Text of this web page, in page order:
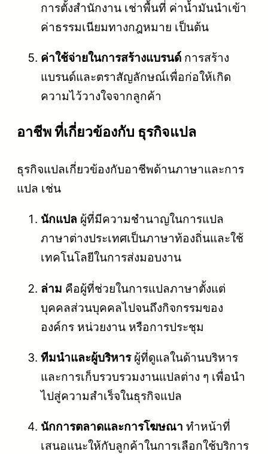
การตั้งสำนักงาน เช่าพื้นที่ ค่าน้ำมันนำเข้า
ค่าธรรมเนียมทางกฎหมาย เป็นต้น
ค่าใช้จ่ายในการสร้างแบรนด์ การสร้าง
แบรนด์และตราสัญลักษณ์เพื่อก่อให้เกิด
ความไว้วางใจจากลูกค้า
อาชีพ ที่เกี่ยวข้องกับ ธุรกิจแปล
ธุรกิจแปลเกี่ยวข้องกับอาชีพด้านภาษาและการ
แปล เช่น
นักแปล ผู้ที่มีความชำนาญในการแปล
ภาษาต่างประเทศเป็นภาษาท้องถิ่นและใช้
เทคโนโลยีในการส่งมอบงาน
ล่าม คือผู้ที่ช่วยในการแปลภาษาตั้งแต่
บุคคลส่วนบุคคลไปจนถึงกิจกรรมของ
องค์กร หน่วยงาน หรือการประชุม
ทีมนำและผู้บริหารผู้ที่ดูแลในด้านบริหาร
และการเก็บรวบรวมงานแปลต่าง ๆ เพื่อนำ
ไปสู่ความสำเร็จในธุรกิจแปล
นักการตลาดและการโฆษณา ทำหน้าที่
เสนอแนะให้กับลูกค้าในการเลือกใช้บริการ